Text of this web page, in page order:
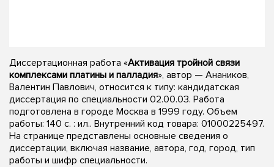
Диссертационная работа «Активация тройной связи
комплексами платины и палладия», автор — Анаников,
Валентин Павлович, относится к типу: кандидатская
диссертация по специальности 02.00.03. Работа
подготовлена в городе Москва в 1999 году. Объем
работы: 140 с. : ил.. Внутренний код товара: 01000225497.
На странице представлены основные сведения о
диссертации, включая название, автора, год, город, тип
работы и шифр специальности.